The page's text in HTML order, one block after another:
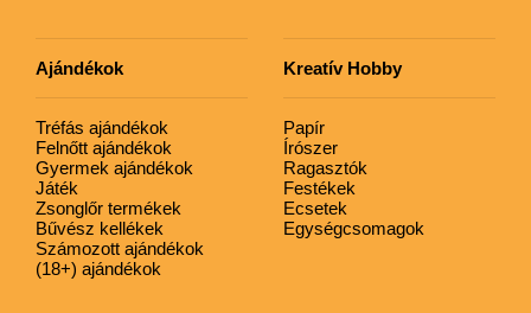
Ajándékok
Tréfás ajándékok
Felnőtt ajándékok
Gyermek ajándékok
Játék
Zsonglőr termékek
Bűvész kellékek
Számozott ajándékok
(18+) ajándékok
Kreatív Hobby
Papír
Írószer
Ragasztók
Festékek
Ecsetek
Egységcsomagok